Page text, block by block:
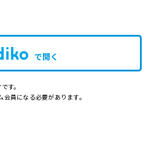
で開く
す。
員になる必要があります。